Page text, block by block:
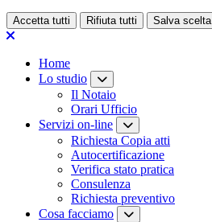
Accetta tutti Rifiuta tutti Salva scelta
Loading...
Home
Lo studio
Il Notaio
Orari Ufficio
Servizi on-line
Richiesta Copia atti
Autocertificazione
Verifica stato pratica
Consulenza
Richiesta preventivo
Cosa facciamo